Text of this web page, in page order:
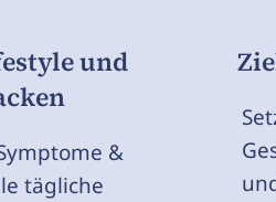
und
&
tägliche